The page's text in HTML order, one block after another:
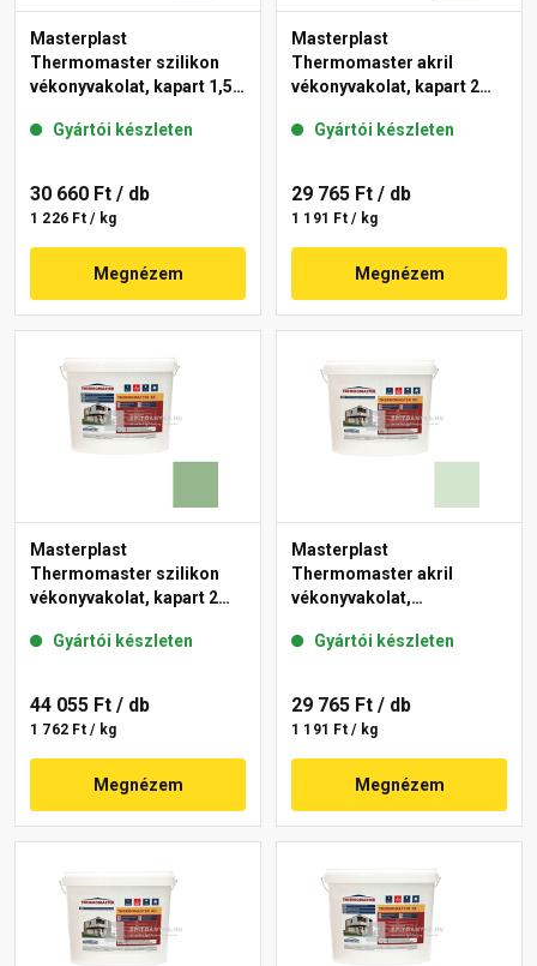
Masterplast
Thermomaster szilikon
vékonyvakolat, kapart 1,5
Gyártói készleten
30 660 Ft / db
1 226 Ft / kg
Megnézem
Masterplast
Thermomaster akril
vékonyvakolat, kapart 2
Gyártói készleten
29 765 Ft / db
1 191 Ft / kg
Megnézem
Masterplast
Thermomaster szilikon
vékonyvakolat, kapart 2
Gyártói készleten
44 055 Ft / db
1 762 Ft / kg
Megnézem
Masterplast
Thermomaster akril
vékonyvakolat,
41-E 25 kg
Gyártói készleten
29 765 Ft / db
1 191 Ft / kg
Megnézem